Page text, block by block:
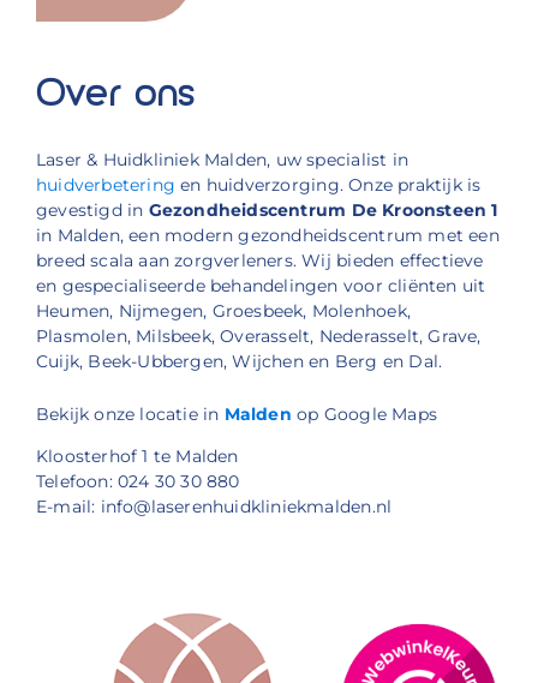
Over ons
Laser & Huidkliniek Malden, uw specialist in
huidverbetering en huidverzorging. Onze praktijk is
gevestigd in Gezondheidscentrum De Kroonsteen 1
in Malden, een modern gezondheidscentrum met een
breed scala aan zorgverleners. Wij bieden effectieve
en gespecialiseerde behandelingen voor cliënten uit
Heumen, Nijmegen, Groesbeek, Molenhoek,
Plasmolen, Milsbeek, Overasselt, Nederasselt, Grave,
Cuijk, Beek-Ubbergen, Wijchen en Berg en Dal.
Bekijk onze locatie in Malden op Google Maps
Kloosterhof 1 te Malden
Telefoon: 024 30 30 880
E-mail: info@laserenhuidkliniekmalden.nl